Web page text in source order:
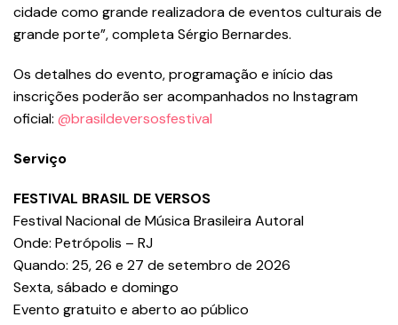
cidade como grande realizadora de eventos culturais de
grande porte”, completa Sérgio Bernardes.
Os detalhes do evento, programação e início das
inscrições poderão ser acompanhados no Instagram
oficial: @brasildeversosfestival
Serviço
FESTIVAL BRASIL DE VERSOS
Festival Nacional de Música Brasileira Autoral
Onde: Petrópolis – RJ
Quando: 25, 26 e 27 de setembro de 2026
Sexta, sábado e domingo
Evento gratuito e aberto ao público